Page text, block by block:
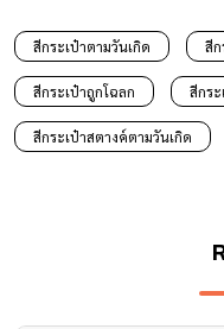
สีกระเป๋าตามวันเกิด สีก
สีกระเป๋าถูกโฉลก สีกร
สีกระเป๋าสตางค์ตามวันเกิด